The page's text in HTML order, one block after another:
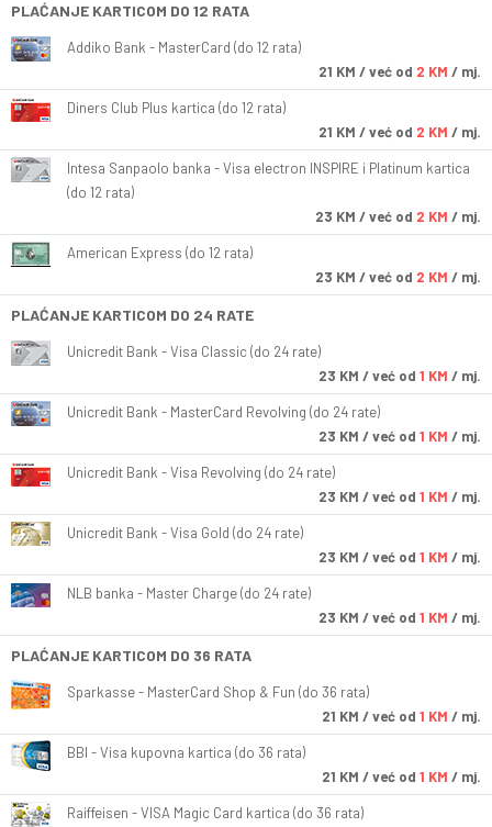
PLAĆANJE KARTICOM DO 12 RATA
Addiko Bank - MasterCard (do 12 rata)
21 KM / već od 2 KM / mj.
Diners Club Plus kartica (do 12 rata)
21 KM / već od 2 KM / mj.
Intesa Sanpaolo banka - Visa electron INSPIRE i Platinum kartica
(do 12 rata)
23 KM / već od 2 KM / mj.
American Express (do 12 rata)
23 KM / već od 2 KM / mj.
PLAĆANJE KARTICOM DO 24 RATE
Unicredit Bank - Visa Classic (do 24 rate)
23 KM / već od 1 KM / mj.
Unicredit Bank - MasterCard Revolving (do 24 rate)
23 KM / već od 1 KM / mj.
Unicredit Bank - Visa Revolving (do 24 rate)
23 KM / već od 1 KM / mj.
Unicredit Bank - Visa Gold (do 24 rate)
23 KM / već od 1 KM / mj.
NLB banka - Master Charge (do 24 rate)
23 KM / već od 1 KM / mj.
PLAĆANJE KARTICOM DO 36 RATA
Sparkasse - MasterCard Shop & Fun (do 36 rata)
21 KM / već od 1 KM / mj.
BBI - Visa kupovna kartica (do 36 rata)
21 KM / već od 1 KM / mj.
Raiffeisen - VISA Magic Card kartica (do 36 rata)